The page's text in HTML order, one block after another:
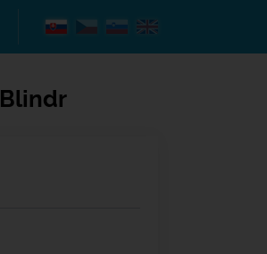
Blindr